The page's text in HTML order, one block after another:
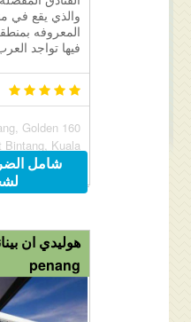
والذي يقع في
المعروفه
فيها تواجد
Golden
Bintang, Kuala
55100
شامل
penang